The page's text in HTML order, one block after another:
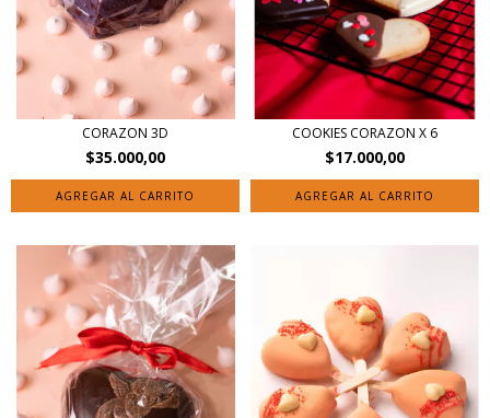
CORAZON 3D
$35.000,00
COOKIES CORAZON X 6
$17.000,00